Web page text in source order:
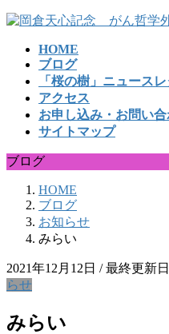
コ
ッ
プ
ナ
移
動
HOME
ブログ
「桜の樹」ニュース
アクセス
お申し込み・お問い
サイトマップ
ブログ
HOME
ブログ
お知らせ
みらい
2021年12月12日 / 最終更新
らせ
みらい